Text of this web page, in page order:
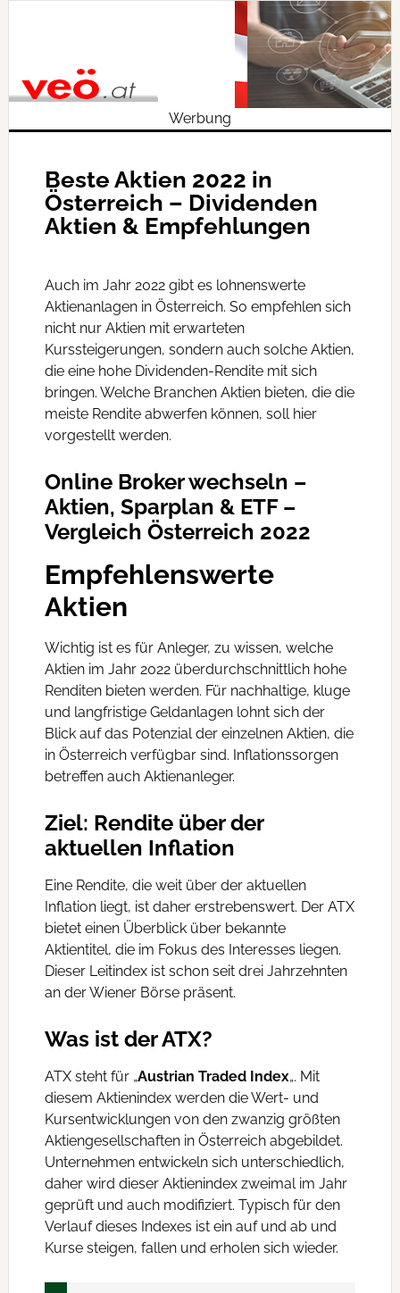
Werbung
Beste Aktien 2022 in
Österreich – Dividenden
Aktien & Empfehlungen
Auch im Jahr 2022 gibt es lohnenswerte
Aktienanlagen in Österreich. So empfehlen sich
nicht nur Aktien mit erwarteten
Kurssteigerungen, sondern auch solche Aktien,
die eine hohe Dividenden-Rendite mit sich
bringen. Welche Branchen Aktien bieten, die die
meiste Rendite abwerfen können, soll hier
vorgestellt werden.
Online Broker wechseln –
Aktien, Sparplan & ETF –
Vergleich Österreich 2022
Empfehlenswerte
Aktien
Wichtig ist es für Anleger, zu wissen, welche
Aktien im Jahr 2022 überdurchschnittlich hohe
Renditen bieten werden. Für nachhaltige, kluge
und langfristige Geldanlagen lohnt sich der
Blick auf das Potenzial der einzelnen Aktien, die
in Österreich verfügbar sind. Inflationssorgen
betreffen auch Aktienanleger.
Ziel: Rendite über der
aktuellen Inflation
Eine Rendite, die weit über der aktuellen
Inflation liegt, ist daher erstrebenswert. Der ATX
bietet einen Überblick über bekannte
Aktientitel, die im Fokus des Interesses liegen.
Dieser Leitindex ist schon seit drei Jahrzehnten
an der Wiener Börse präsent.
Was ist der ATX?
ATX steht für „Austrian Traded Index„. Mit
diesem Aktienindex werden die Wert- und
Kursentwicklungen von den zwanzig größten
Aktiengesellschaften in Österreich abgebildet.
Unternehmen entwickeln sich unterschiedlich,
daher wird dieser Aktienindex zweimal im Jahr
geprüft und auch modifiziert. Typisch für den
Verlauf dieses Indexes ist ein auf und ab und
Kurse steigen, fallen und erholen sich wieder.